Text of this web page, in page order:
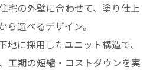
宅の外壁に合わせて、塗り仕上
ら選べるデザイン。
地に採用したユニット構造で、
工期の短縮・コストダウンを実